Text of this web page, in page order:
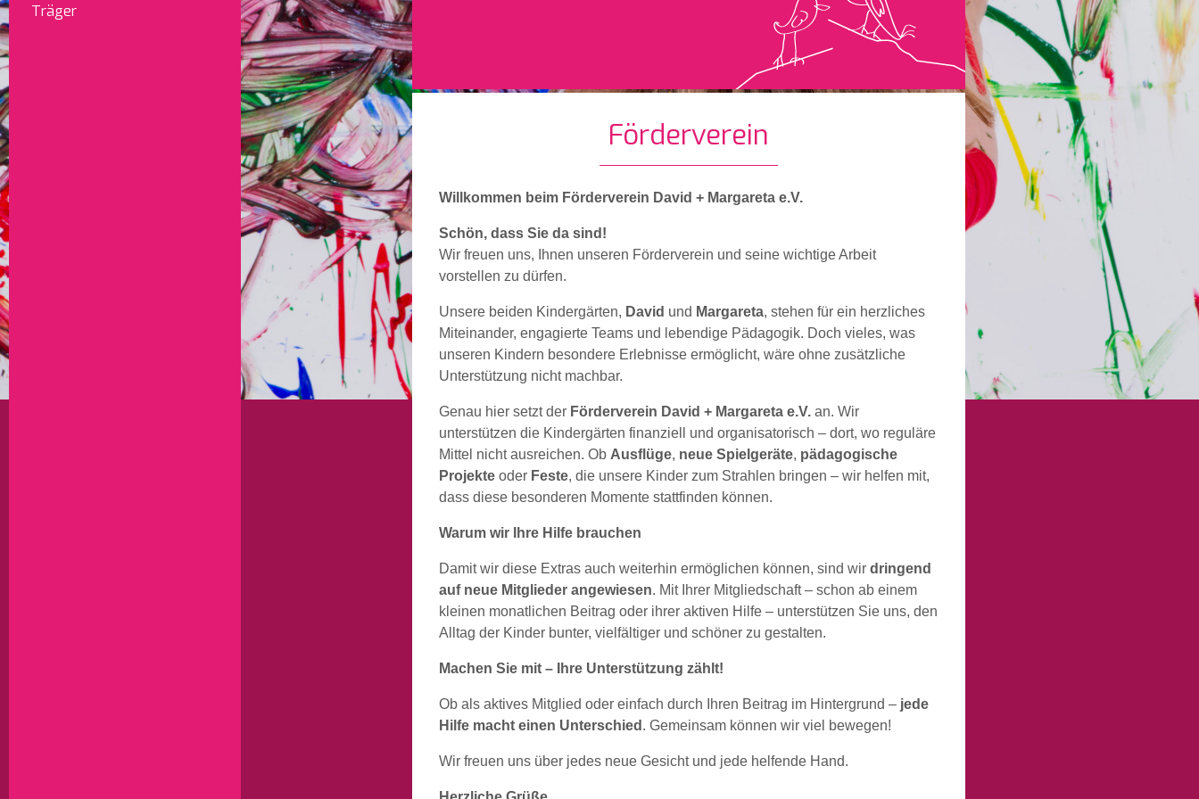
Träger
Förderverein
Willkommen beim Förderverein David + Margareta e.V.
Schön, dass Sie da sind!
Wir freuen uns, Ihnen unseren Förderverein und seine wichtige Arbeit
vorstellen zu dürfen.
Unsere beiden Kindergärten, David und Margareta, stehen für ein herzliches
Miteinander, engagierte Teams und lebendige Pädagogik. Doch vieles, was
unseren Kindern besondere Erlebnisse ermöglicht, wäre ohne zusätzliche
Unterstützung nicht machbar.
Genau hier setzt der Förderverein David + Margareta e.V. an. Wir
unterstützen die Kindergärten finanziell und organisatorisch – dort, wo reguläre
Mittel nicht ausreichen. Ob Ausflüge, neue Spielgeräte, pädagogische
Projekte oder Feste, die unsere Kinder zum Strahlen bringen – wir helfen mit,
dass diese besonderen Momente stattfinden können.
Warum wir Ihre Hilfe brauchen
Damit wir diese Extras auch weiterhin ermöglichen können, sind wir dringend
auf neue Mitglieder angewiesen. Mit Ihrer Mitgliedschaft – schon ab einem
kleinen monatlichen Beitrag oder ihrer aktiven Hilfe – unterstützen Sie uns, den
Alltag der Kinder bunter, vielfältiger und schöner zu gestalten.
Machen Sie mit – Ihre Unterstützung zählt!
Ob als aktives Mitglied oder einfach durch Ihren Beitrag im Hintergrund – jede
Hilfe macht einen Unterschied . Gemeinsam können wir viel bewegen!
Wir freuen uns über jedes neue Gesicht und jede helfende Hand.